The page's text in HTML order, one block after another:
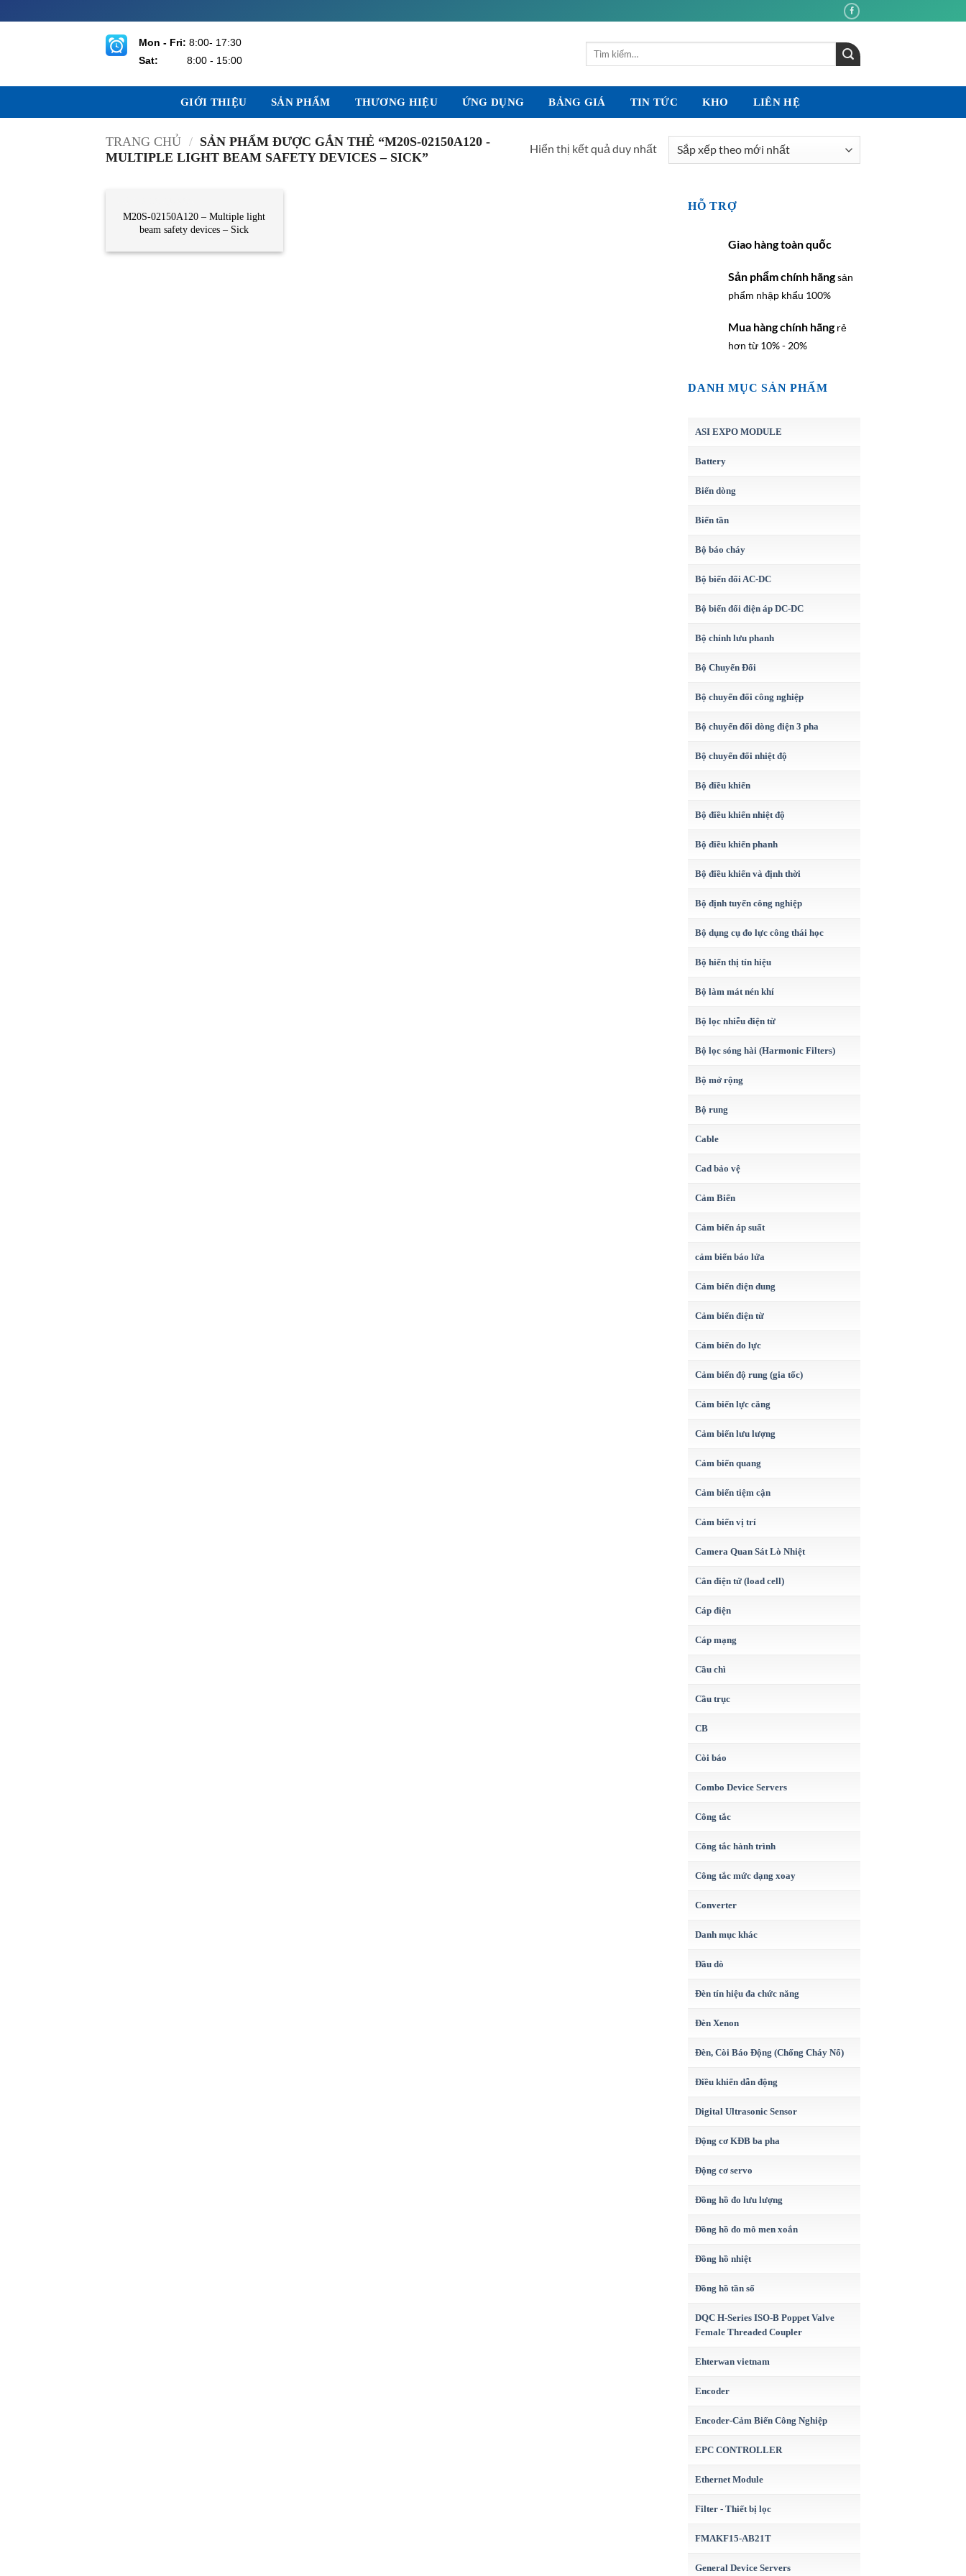
qua
Mon - Fri: 8:00- 17:30
Sat:
8:00 - 15:00
Tìm
GIỚI THIỆU SẢN PHẨM THƯƠNG HIỆU ỨNG DỤNG BẢNG GIÁ TIN TỨC KHO LIÊN HỆ
TRANG CHỦ / SẢN PHẨM ĐƯỢC GẮN THẺ “M20S-02150A120 -
MULTIPLE LIGHT BEAM SAFETY DEVICES – SICK”
Hiển thị kết quả duy nhất
M20S-02150A120 – Multiple light
beam safety devices – Sick
HỖ TRỢ
Giao hàng toàn quốc
Sản phẩm chính hãngsản
phẩm nhập khẩu 100%
Mua hàng chính hãng rẻ
hơn từ 10% - 20%
DANH MỤC SẢN PHẨM
ASI EXPO MODULE
Battery
Biến dòng
Biến tần
Bộ báo cháy
Bộ biến đổi AC-DC
Bộ biến đổi điện áp DC-DC
Bộ chỉnh lưu phanh
Bộ Chuyển Đổi
Bộ chuyển đổi công nghiệp
Bộ chuyển đổi dòng điện 3 pha
Bộ chuyển đổi nhiệt độ
Bộ điều khiển
Bộ điều khiển nhiệt độ
Bộ điều khiển phanh
Bộ điều khiển và định thời
Bộ định tuyến công nghiệp
Bộ dụng cụ đo lực công thái học
Bộ hiển thị tín hiệu
Bộ làm mát nén khí
Bộ lọc nhiễu điện từ
Bộ lọc sóng hài (Harmonic Filters)
Bộ mở rộng
Bộ rung
Cable
Cad bảo vệ
Cảm Biến
Cảm biến áp suất
cảm biến báo lửa
Cảm biến điện dung
Cảm biến điện từ
Cảm biến đo lực
Cảm biến độ rung (gia tốc)
Cảm biến lực căng
Cảm biến lưu lượng
Cảm biến quang
Cảm biến tiệm cận
Cảm biến vị trí
Camera Quan Sát Lò Nhiệt
Cân điện tử (load cell)
Cáp điện
Cáp mạng
Cầu chì
Cầu trục
CB
Còi báo
Combo Device Servers
Công tắc
Công tắc hành trình
Công tắc mức dạng xoay
Converter
Danh mục khác
Đầu dò
Đèn tín hiệu đa chức năng
Đèn Xenon
Đèn, Còi Báo Động (Chống Cháy Nổ)
Điều khiển dẫn động
Digital Ultrasonic Sensor
Động cơ KĐB ba pha
Động cơ servo
Đồng hồ đo lưu lượng
Đồng hồ đo mô men xoắn
Đồng hồ nhiệt
Đồng hồ tần số
DQC H-Series ISO-B Poppet Valve
Female Threaded Coupler
Ehterwan vietnam
Encoder
Encoder-Cảm Biến Công Nghiệp
EPC CONTROLLER
Ethernet Module
Filter - Thiết bị lọc
FMAKF15-AB21T
General Device Servers